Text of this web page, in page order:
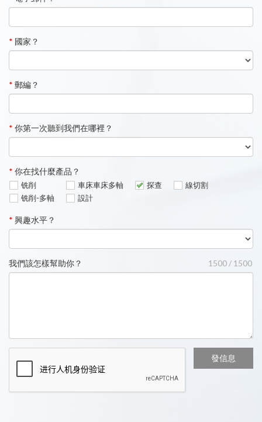
* 國家？
* 郵編？
* 你第一次聽到我們在哪裡？
* 你在找什麼產品？
铣削
铣削-多軸
車床車床多軸 探查
線切割
設計
* 興趣水平？
我們該怎樣幫助你？ 1500 / 1500